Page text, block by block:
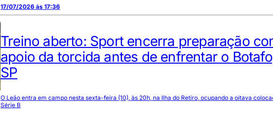
17/07/2026 às 17:36
Treino aberto: Sport encerra preparação
apoio da torcida antes de enfrentar o
SP
O Leão entra em campo nesta sexta-feira (10), às 20h, na Ilha do Retiro, ocupando a oitava
Série B